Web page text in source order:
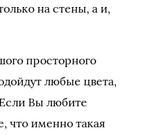
на стены, а и,
просторного
любые цвета,
Вы любите
что именно такая